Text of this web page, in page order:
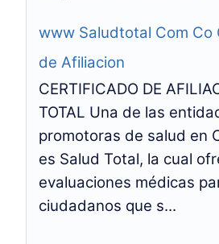
www Saludtotal Com Co
de Afiliacion
CERTIFICADO DE
TOTAL Una de las
promotoras de salud en
es Salud Total, la cual
evaluaciones médicas
ciudadanos que s...